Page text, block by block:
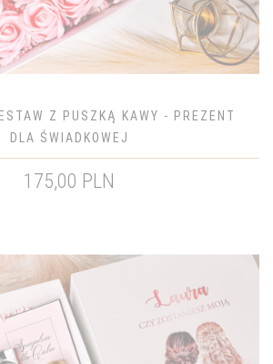
Z PUSZKĄ KAWY - PREZENT
DLA ŚWIADKOWEJ
175,00 PLN